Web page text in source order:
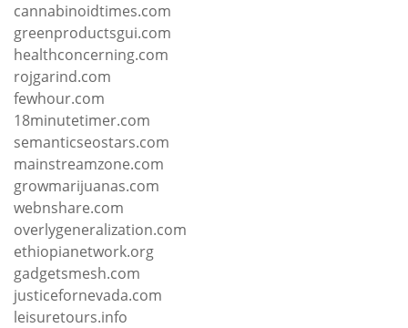
cannabinoidtimes.com
greenproductsgui.com
healthconcerning.com
rojgarind.com
fewhour.com
18minutetimer.com
semanticseostars.com
mainstreamzone.com
growmarijuanas.com
webnshare.com
overlygeneralization.com
ethiopianetwork.org
gadgetsmesh.com
justicefornevada.com
leisuretours.info